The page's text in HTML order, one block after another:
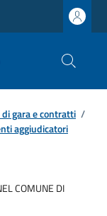
gara e contratti /
aggiudicatori
COMUNE DI